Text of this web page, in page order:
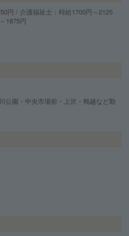
円 / 介護福祉士：時給1700円～2125
1875円
公園・中央市場前・上沢・鵯越など勤